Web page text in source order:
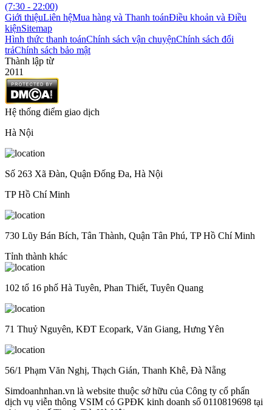
(7:30 - 22:00)
Giới thiệuLiên hệMua hàng và Thanh toánĐiều khoản và Điều
kiệnSitemap
Hình thức thanh toánChính sách vận chuyệnChính sách đổi
trảChính sách bảo mật
Thành lập từ
2011
Hệ thống điểm giao dịch
Hà Nội
Số 263 Xã Đàn, Quận Đống Đa, Hà Nội
TP Hồ Chí Minh
730 Lũy Bán Bích, Tân Thành, Quận Tân Phú, TP Hồ Chí Minh
Tỉnh thành khác
102 tổ 16 phố Hà Tuyên, Phan Thiết, Tuyên Quang
71 Thuỷ Nguyên, KĐT Ecopark, Văn Giang, Hưng Yên
56/1 Phạm Văn Nghị, Thạch Gián, Thanh Khê, Đà Nẵng
Simdoanhnhan.vn là website thuộc sở hữu của Công ty cổ phẩn
dịch vụ viễn thông VSIM có GPĐK kinh doanh số 0110819698 tại